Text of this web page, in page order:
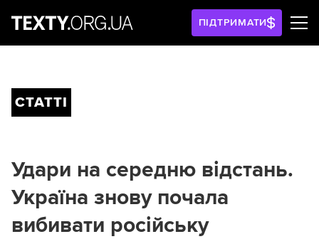
ПІДТРИМАТИ
СТАТТІ
Удари на середню відстань.
Україна знову почала
вибивати російську